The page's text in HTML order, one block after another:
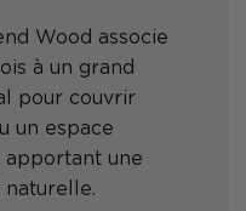
Wood associe
à un grand
pour couvrir
un espace
une
naturelle.